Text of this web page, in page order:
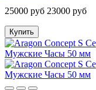
25000 руб 23000 руб
Купить